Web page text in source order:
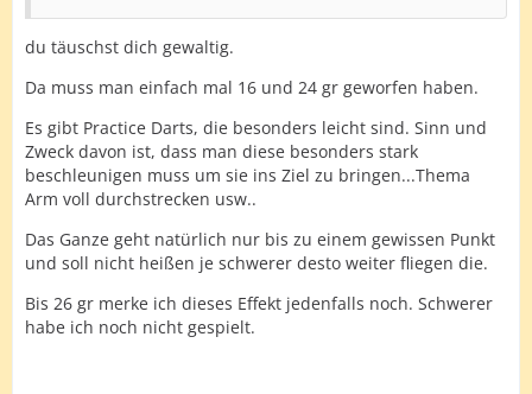
du täuschst dich gewaltig.
Da muss man einfach mal 16 und 24 gr geworfen haben.
Es gibt Practice Darts, die besonders leicht sind. Sinn und
Zweck davon ist, dass man diese besonders stark
beschleunigen muss um sie ins Ziel zu bringen...Thema
Arm voll durchstrecken usw..
Das Ganze geht natürlich nur bis zu einem gewissen Punkt
und soll nicht heißen je schwerer desto weiter fliegen die.
Bis 26 gr merke ich dieses Effekt jedenfalls noch. Schwerer
habe ich noch nicht gespielt.